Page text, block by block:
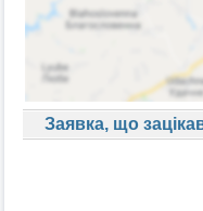
Заявка, що